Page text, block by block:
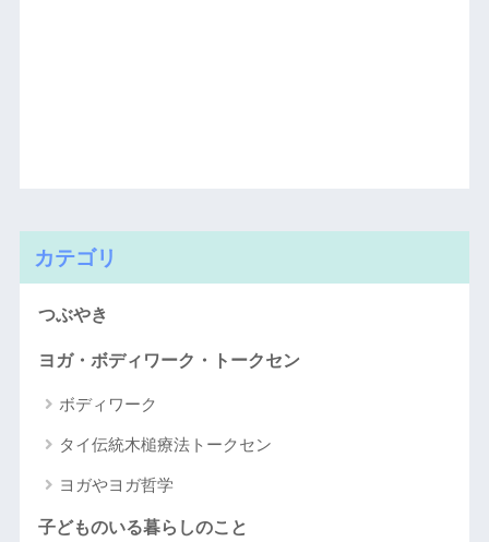
カテゴリ
つぶやき
ヨガ・ボディワーク・トークセン
ボディワーク
タイ伝統木槌療法トークセン
ヨガやヨガ哲学
子どものいる暮らしのこと